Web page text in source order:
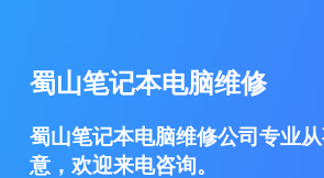
蜀山笔记本电脑维修
蜀山笔记本电脑维修公司专业
意，欢迎来电咨询。